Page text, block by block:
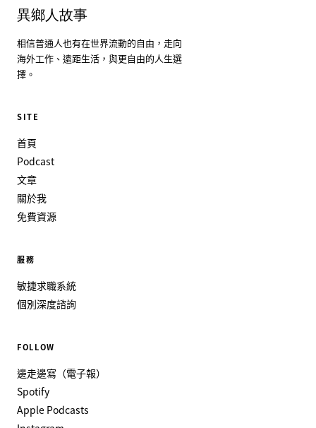
異鄉人故事
相信普通人也有在世界流動的自由，走向
海外工作、遠距生活，與更自由的人生選
擇。
SITE
首頁
Podcast
文章
關於我
免費資源
服務
敏捷求職系統
個別深度諮詢
FOLLOW
邊走邊寫（電子報）
Spotify
Apple Podcasts